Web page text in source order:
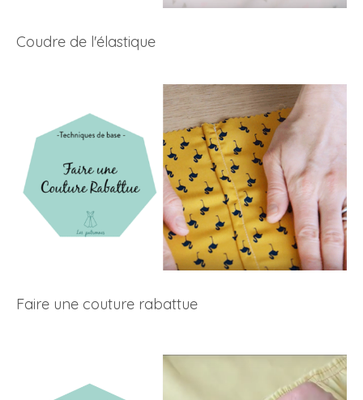
Coudre de l'élastique
Faire une couture rabattue